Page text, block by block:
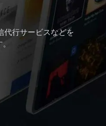
代行サービスなどを